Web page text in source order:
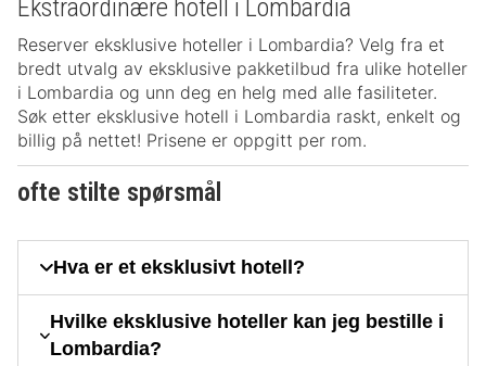
Ekstraordinære hotell i Lombardia
Reserver eksklusive hoteller i Lombardia? Velg fra et
bredt utvalg av eksklusive pakketilbud fra ulike hoteller
i Lombardia og unn deg en helg med alle fasiliteter.
Søk etter eksklusive hotell i Lombardia raskt, enkelt og
billig på nettet! Prisene er oppgitt per rom.
ofte stilte spørsmål
Hva er et eksklusivt hotell?
Hvilke eksklusive hoteller kan jeg bestille i
Lombardia?